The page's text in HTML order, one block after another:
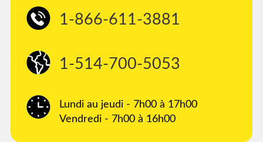
1-866-611-3881
1-514-700-5053
Lundi au jeudi - 7h00 à 17h00
Vendredi - 7h00 à 16h00